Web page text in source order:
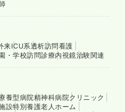
来ICU系透析訪問看護
・学校訪問診療内視鏡治験関連
養型病院精神科病院クリニック
設特別養護老人ホーム